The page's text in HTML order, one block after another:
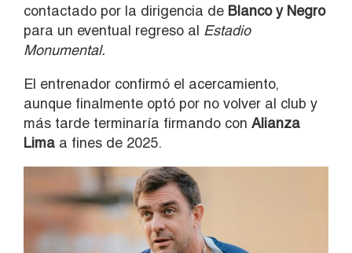
contactado por la dirigencia de Blanco y Negro
para un eventual regreso al Estadio
Monumental.
El entrenador confirmó el acercamiento,
aunque finalmente optó por no volver al club y
más tarde terminaría firmando con Alianza
Lima a fines de 2025.